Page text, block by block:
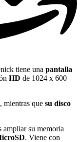
tiene una pantalla
HD de 1024 x 600
mientras que su disco
ampliar su memoria
. Viene con